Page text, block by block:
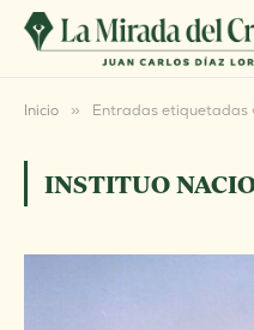
Inicio » Entradas etiquetadas
INSTITUO